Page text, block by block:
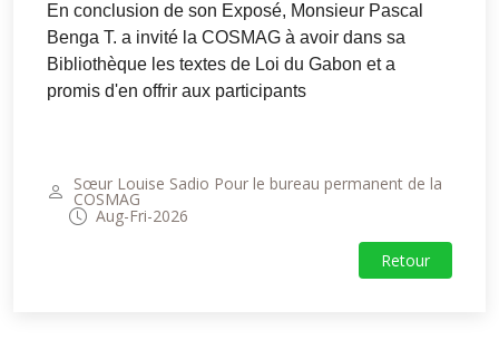
En conclusion de son Exposé, Monsieur Pascal
Benga T. a invité la COSMAG à avoir dans sa
Bibliothèque les textes de Loi du Gabon et a
promis d'en offrir aux participants
Sœur Louise Sadio Pour le bureau permanent de la
COSMAG
Aug-Fri-2026
Retour